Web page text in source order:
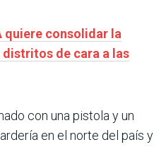
quiere consolidar la
de cara a las
con una pistola y un
en el norte del país y